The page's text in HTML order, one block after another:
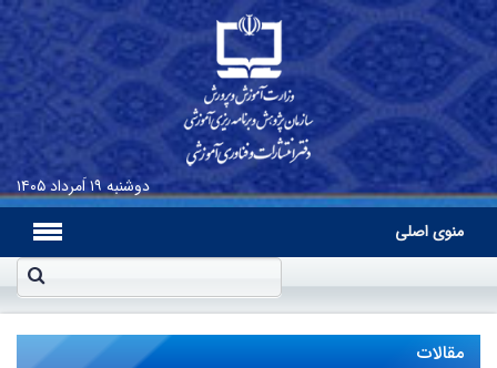
دوشنبه۱۹ اَمرداد ۱۴۰۵
منوی اصلی
مقالات